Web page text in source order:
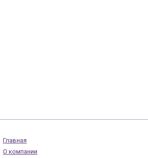
Главная
О компании